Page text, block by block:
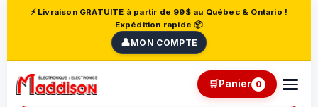
⚡ Livraison GRATUITE à partir de 99$ au Québec & Ontario !
Expédition rapide 📦
👤MON COMPTE
🛒Panier 0